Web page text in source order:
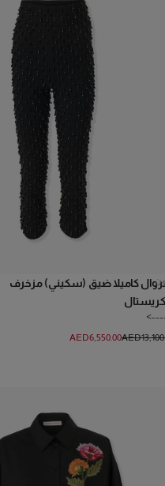
كاميلا ضيق (سكيني) مزخرف
AED‌6,550.00